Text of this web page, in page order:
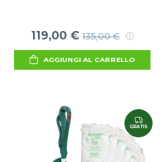
119,00 € 135,00 €
AGGIUNGI AL CARRELLO
GRATIS